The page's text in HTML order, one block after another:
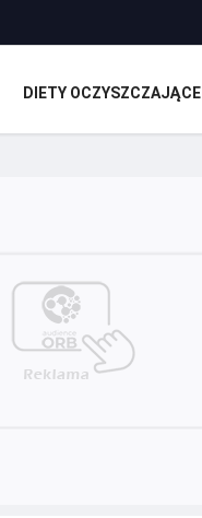
DIETY OCZYSZCZAJĄCE